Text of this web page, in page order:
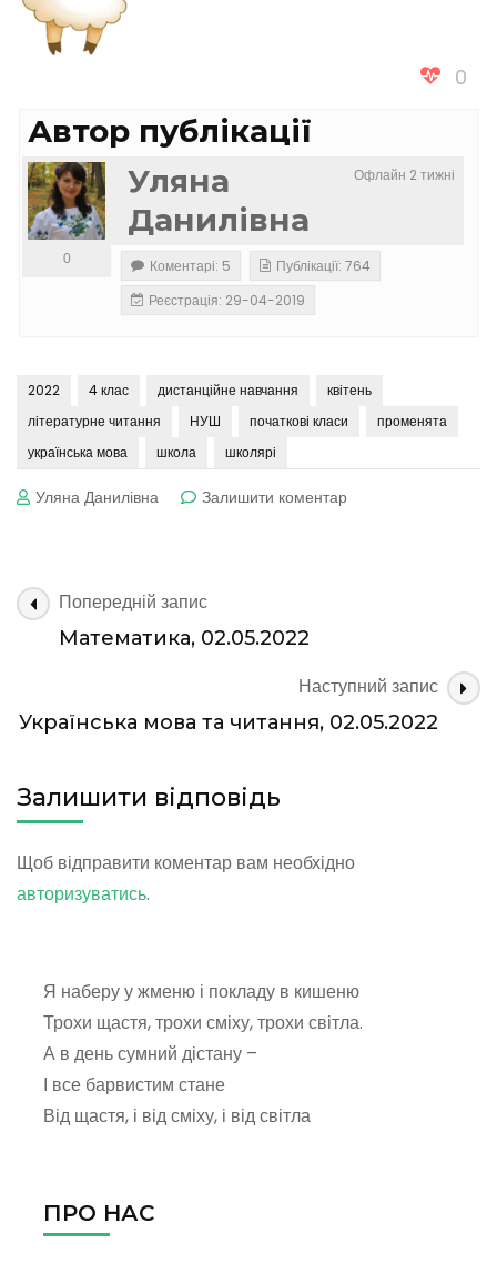
0
Автор публікації
Офлайн 2 тижні
Уляна
Данилівна
0 Коментарі: 5
Публікації: 764
Реєстрація: 29-04-2019
2022 4 клас дистанційне навчання
квітень
літературне читання
НУШ початкові класи
променята
українська мова
школа школярі
Уляна Данилівна Залишити коментардо
Навігація
по
Попередній запис
Математика, 02.05.2022
Наступний запис
Українська мова та читання, 02.05.2022
Залишити відповідь
Щоб відправити коментар вам необхідно
авторизуватись.
Я наберу у жменю і покладу в кишеню
Трохи щастя, трохи сміху, трохи світла.
А в день сумний дістану –
І все барвистим стане
Від щастя, і від сміху, і від світла
ПРО НАС